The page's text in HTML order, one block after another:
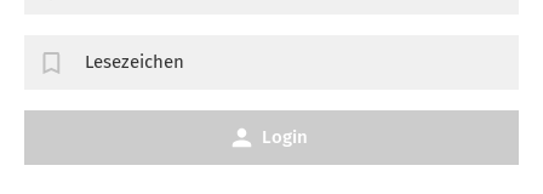
Lesezeichen
Login